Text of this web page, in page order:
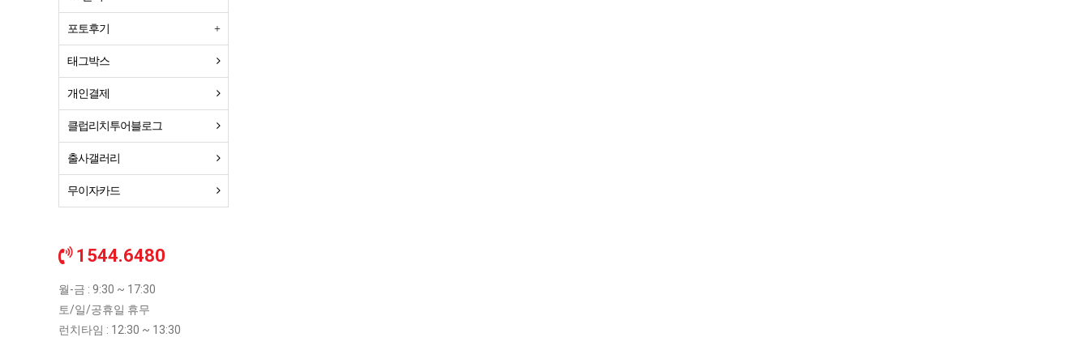
포토후기
태그박스
개인결제
클럽리치투어블로그
출사갤러리
무이자카드
1544.6480
월-금 : 9:30 ~ 17:30
토/일/공휴일 휴무
런치타임 : 12:30 ~ 13:30